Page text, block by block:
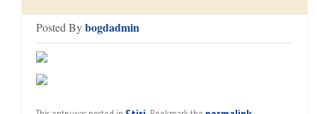
Posted Bybogdadmin